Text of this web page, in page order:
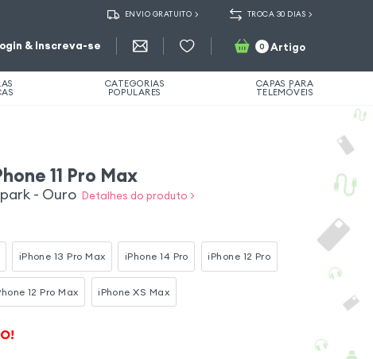
ENVIO GRATUITO TROCA 30 DIAS
& Inscreva-se 0 Artigo
CATEGORIAS
POPULARES
CAPAS PARA
TELEMÓVEIS
11 Pro Max
- Ouro Detalhes do produto >
iPhone 13 Pro Max iPhone 14 Pro iPhone 12 Pro
12 Pro Max iPhone XS Max